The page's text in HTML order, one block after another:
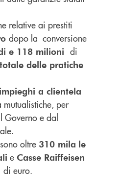
relative ai prestiti
dopo la conversione
e 118 milioni di
delle pratiche
a clientela
per
Governo e dal
oltre 310 mila le
e Casse Raiffeisen
di euro.